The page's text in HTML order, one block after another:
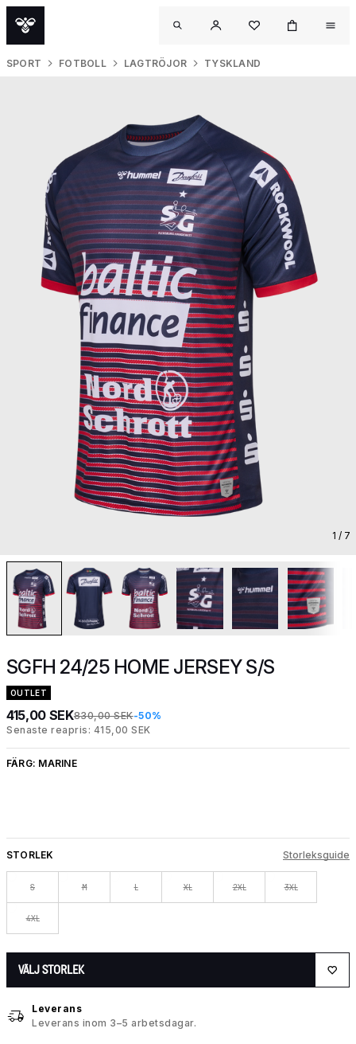
SPORT FOTBOLL LAGTRÖJOR TYSKLAND
1 / 7
SGFH 24/25 HOME JERSEY S/S
OUTLET
415,00 SEK830,00 SEK-50%
Senaste reapris: 415,00 SEK
FÄRG: MARINE
STORLEK Storleksguide
S M L XL 2XL 3XL
4XL
VÄLJ STORLEK
Leverans
Leverans inom 3–5 arbetsdagar.